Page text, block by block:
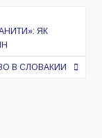
ЯК
В СЛОВАКИИ